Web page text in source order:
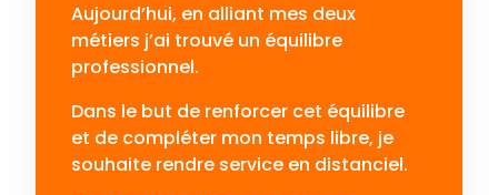
Aujourd’hui, en alliant mes deux
métiers j’ai trouvé un équilibre
professionnel.
Dans le but de renforcer cet équilibre
et de compléter mon temps libre, je
souhaite rendre service en distanciel.